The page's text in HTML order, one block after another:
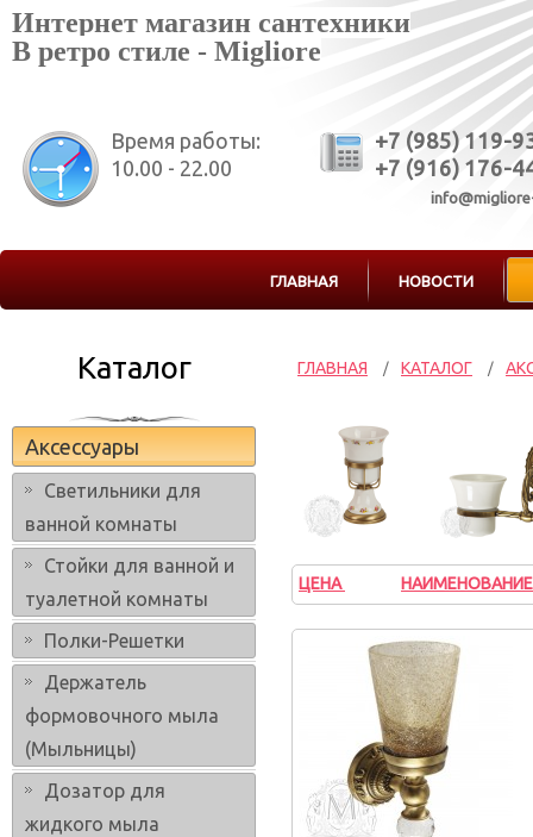
Интернет магазин сантехники
В ретро стиле - Migliore
Время работы:
10.00 - 22.00
+7 (985) 119-
+7 (916) 176-
ГЛАВНАЯ НОВОСТИ
Каталог
Аксессуары
Светильники для
ванной комнаты
Стойки для ванной и
туалетной комнаты
Полки-Решетки
Держатель
формовочного мыла
(Мыльницы)
Дозатор для
жидкого мыла
ГЛАВНАЯ / КАТАЛОГ /
ЦЕНА